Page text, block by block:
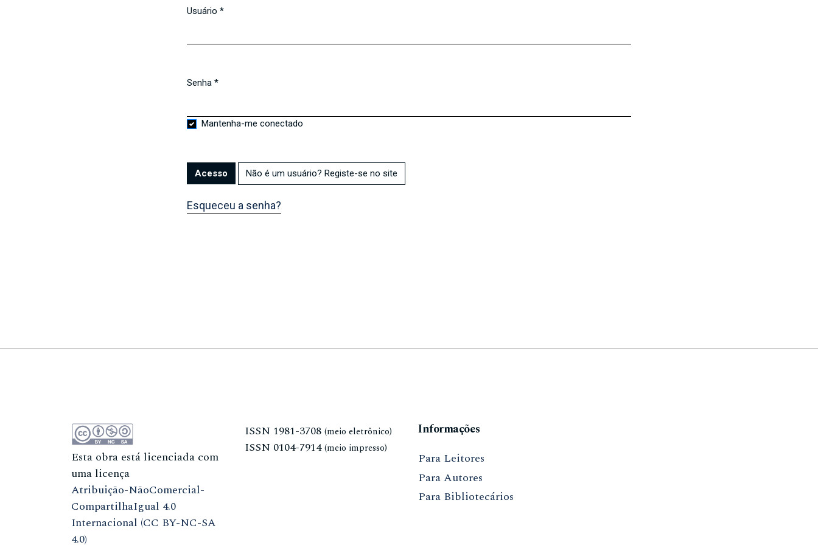
Usuário *
Senha *
Mantenha-me conectado
Acesso Não é um usuário? Registe-se no site
Esqueceu a senha?
Esta obra está licenciada com
uma licença
Atribuição-NãoComercial-
CompartilhaIgual 4.0
Internacional (CC BY-NC-SA
4.0)
ISSN 1981-3708 (meio eletrônico)
ISSN 0104-7914 (meio impresso)
Informações
Para Leitores
Para Autores
Para Bibliotecários